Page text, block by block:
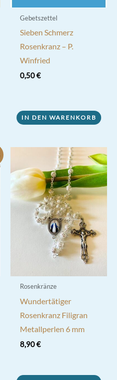
Gebetszettel
Sieben Schmerz
Rosenkranz – P.
Winfried
0,50€
IN DEN WARENKORB
Rosenkränze
Wundertätiger
Rosenkranz Filigran
Metallperlen 6 mm
8,90€